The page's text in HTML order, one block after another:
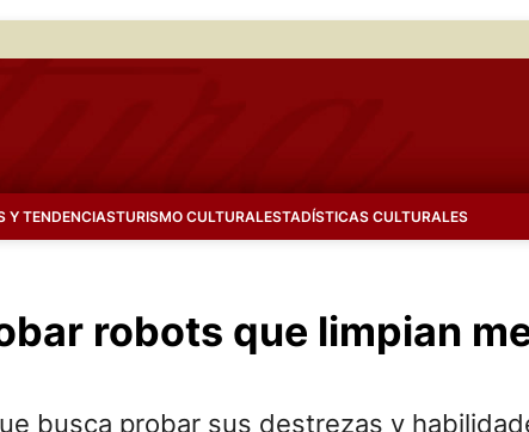
Y TENDENCIASTURISMO CULTURALESTADÍSTICAS CULTURALES
robots que limpian
busca probar sus destrezas y